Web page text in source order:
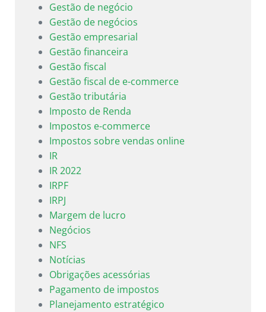
Gestão de negócio
Gestão de negócios
Gestão empresarial
Gestão financeira
Gestão fiscal
Gestão fiscal de e-commerce
Gestão tributária
Imposto de Renda
Impostos e-commerce
Impostos sobre vendas online
IR
IR 2022
IRPF
IRPJ
Margem de lucro
Negócios
NFS
Notícias
Obrigações acessórias
Pagamento de impostos
Planejamento estratégico